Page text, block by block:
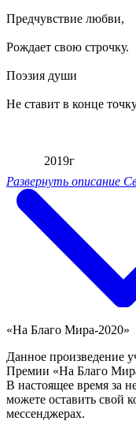
Предчувствие любви,
Рождает свою строчку.
Поэзия души
Не ставит в конце
2019г
Развернуть описание
«На Благо Мира-2020»
Данное произведение
Премии «На Благо
В настоящее время за
можете оставить свой
мессенджерах.